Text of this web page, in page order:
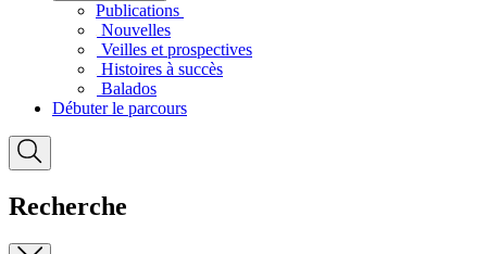
Publications
Nouvelles
Veilles et prospectives
Histoires à succès
Balados
Débuter le parcours
Recherche